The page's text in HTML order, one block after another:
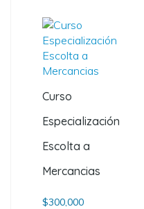
Curso
Especialización
Escolta a
Mercancias
$300,000